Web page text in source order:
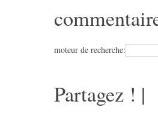
moteur de recherche:
Partagez ! |